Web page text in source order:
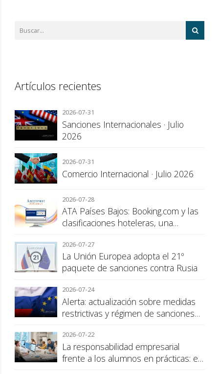
Artículos recientes
2026-07-31
Sanciones Internacionales · Julio
2026
2026-07-31
Comercio Internacional · Julio 2026
2026-07-28
ATA Países Bajos: Booking.com y las
clasificaciones hoteleras, una
consumidor
2026-07-27
La Unión Europea adopta el 21º
paquete de sanciones contra Rusia
2026-07-24
Alerta: actualización sobre medidas
restrictivas y régimen de sanciones
2026-07-22
La responsabilidad empresarial
frente a los alumnos en prácticas: el